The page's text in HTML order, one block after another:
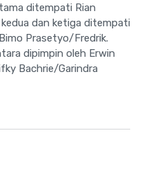
ditempati Rian
dan ketiga ditempati
Prasetyo/Fredrik.
dipimpin oleh Erwin
Bachrie/Garindra